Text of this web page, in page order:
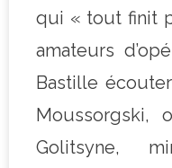
qui « tout finit
amateurs
Bastille écouter
Moussorgski,
Golitsyne,